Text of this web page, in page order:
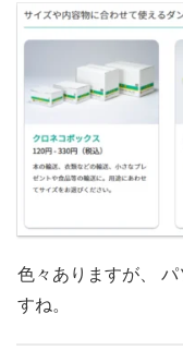
色々ありますが、
すね。